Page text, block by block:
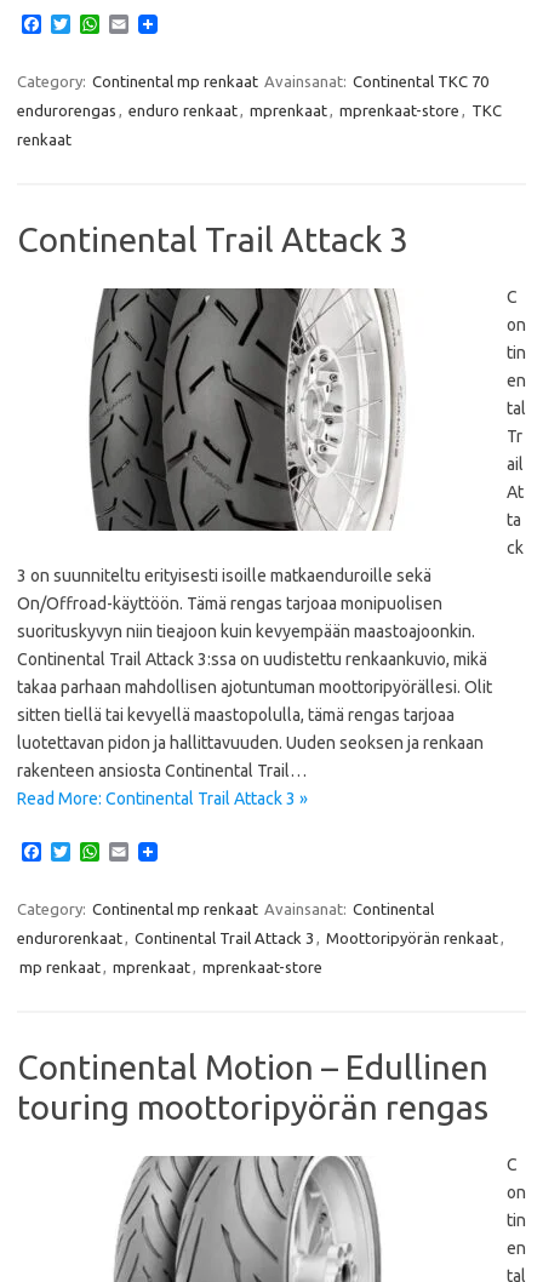
e
b
o
o
T
t
e
r
W
t
A
E
i
Category: Continental mp renkaat Avainsanat: Continental TKC 70
endurorengas , enduro renkaat, mprenkaat, mprenkaat-store , TKC
renkaat
Continental Trail Attack 3
C
on
tin
en
tal
Tr
ail
At
ta
ck
3 on suunniteltu erityisesti isoille matkaenduroille sekä
On/Offroad-käyttöön. Tämä rengas tarjoaa monipuolisen
suorituskyvyn niin tieajoon kuin kevyempään maastoajoonkin.
Continental Trail Attack 3:ssa on uudistettu renkaankuvio, mikä
takaa parhaan mahdollisen ajotuntuman moottoripyörällesi. Olit
sitten tiellä tai kevyellä maastopolulla, tämä rengas tarjoaa
luotettavan pidon ja hallittavuuden. Uuden seoksen ja renkaan
rakenteen ansiosta Continental Trail…
Read More: Continental Trail Attack 3 »
e
b
o
o
T
t
e
r
W
t
A
p
E
i
Category: Continental mp renkaat Avainsanat: Continental
endurorenkaat, Continental Trail Attack 3 , Moottoripyörän renkaat,
mp renkaat, mprenkaat, mprenkaat-store
Continental Motion – Edullinen
touring moottoripyörän rengas
C
on
tin
en
tal